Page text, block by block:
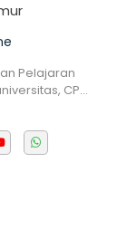
Pelajaran
CP…